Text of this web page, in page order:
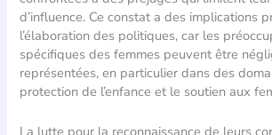
d’influence. Ce constat a des implications
l’élaboration des politiques, car les
spécifiques des femmes peuvent être
représentées, en particulier dans des
protection de l’enfance et le soutien aux
La lutte pour la reconnaissance de leurs